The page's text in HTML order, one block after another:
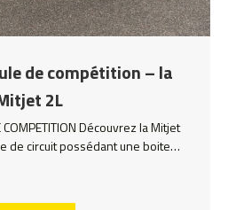
de compétition – la
2L
COMPETITION Découvrez la Mitjet
de circuit possédant une boite…